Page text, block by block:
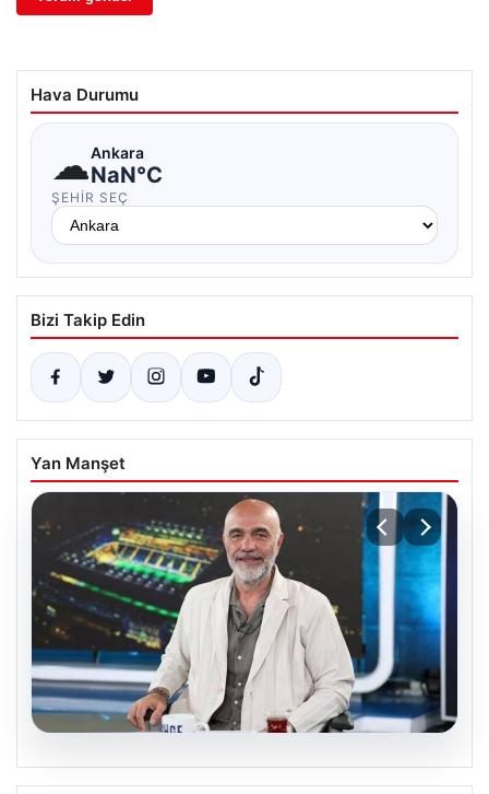
Hava Durumu
☁Ankara
NaN°C
ŞEHIR SEÇ
Bizi Takip Edin
Yan Manşet